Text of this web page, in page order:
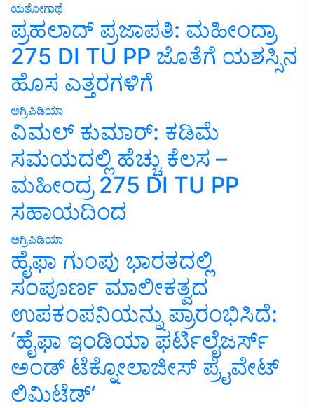
ಯಶೋಗಾಥೆ
ಪ್ರಹಲಾದ್ ಪ್ರಜಾಪತಿ: ಮಹೀಂದ್ರಾ
275 DI TU PP ಜೊತೆಗೆ ಯಶಸ್ಸಿನ
ಹೊಸ ಎತ್ತರಗಳಿಗೆ
ಅಗ್ರಿಪಿಡಿಯಾ
ವಿಮಲ್ ಕುಮಾರ್: ಕಡಿಮೆ
ಸಮಯದಲ್ಲಿ ಹೆಚ್ಚು ಕೆಲಸ –
ಮಹೀಂದ್ರ 275 DI TU PP
ಸಹಾಯದಿಂದ
ಅಗ್ರಿಪಿಡಿಯಾ
ಹೈಫಾ ಗುಂಪು ಭಾರತದಲ್ಲಿ
ಸಂಪೂರ್ಣ ಮಾಲೀಕತ್ವದ
ಉಪಕಂಪನಿಯನ್ನು ಪ್ರಾರಂಭಿಸಿದೆ:
‘ಹೈಫಾ ಇಂಡಿಯಾ ಫರ್ಟಿಲೈಜರ್ಸ್
ಅಂಡ್ ಟೆಕ್ನೋಲಾಜೀಸ್ ಪ್ರೈವೇಟ್
ಲಿಮಿಟೆಡ್’